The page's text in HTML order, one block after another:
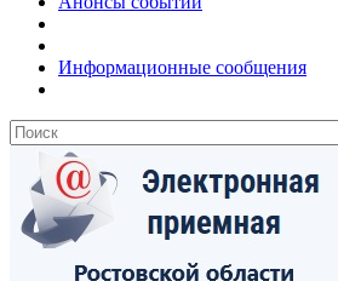
Информационные сообщения